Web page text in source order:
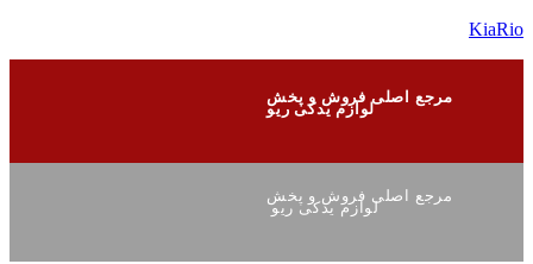
KiaRio
مرجع اصلی فروش و پخش
لوازم یدکی ریو
مرجع اصلی فروش و پخش
لوازم یدکی ریو